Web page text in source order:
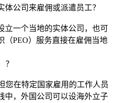
公司来雇佣或派遣员工？
立一个当地的实体公司，也可
（PEO）服务直接在雇佣当地
？
您在特定国家雇用的工作人员
中，外国公司可以设海外立子